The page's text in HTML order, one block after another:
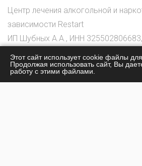
Центр лечения алкогольной и
зависимости Restart
ИП Шубных А.А., ИНН
316325600085756
© 2026
Этот сайт использует cookie файлы
Продолжая использовать сайт, Вы
работу с этими файлами.